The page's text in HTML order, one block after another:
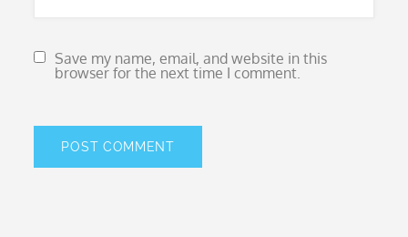
Save my name, email, and website in this
browser for the next time I comment.